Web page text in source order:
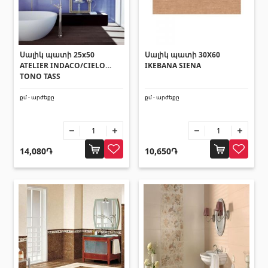
Լողավազանի աստիճաններ
Լողավազանի համակարգեր
Լողավազանի ֆիլտրացիոն համակարգեր
Խողովակներ և թիթեղներ
Կլոր մետաղական խողովակներ
Ցինկապատ թիթեղներ
(4)
PVC խողովակներ և կցամասեր
Բոլորը
Սալիկների եզրաձողեր
Ալյումինե պրոֆիլներ
Սալիկ պատի 25x50
ATELIER INDACO/CIELO
TONO TASS
քմ - արժեքը
14,080֏
Սալիկ պատի 30X60
IKEBANA SIENA
քմ - արժեքը
10,650֏